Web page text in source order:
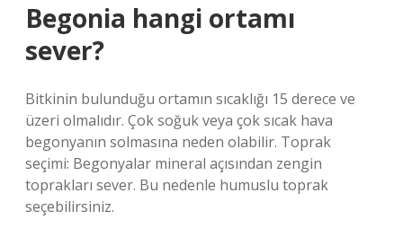
Begonia hangi ortamı
sever?
Bitkinin bulunduğu ortamın sıcaklığı 15 derece ve
üzeri olmalıdır. Çok soğuk veya çok sıcak hava
begonyanın solmasına neden olabilir. Toprak
seçimi: Begonyalar mineral açısından zengin
toprakları sever. Bu nedenle humuslu toprak
seçebilirsiniz.